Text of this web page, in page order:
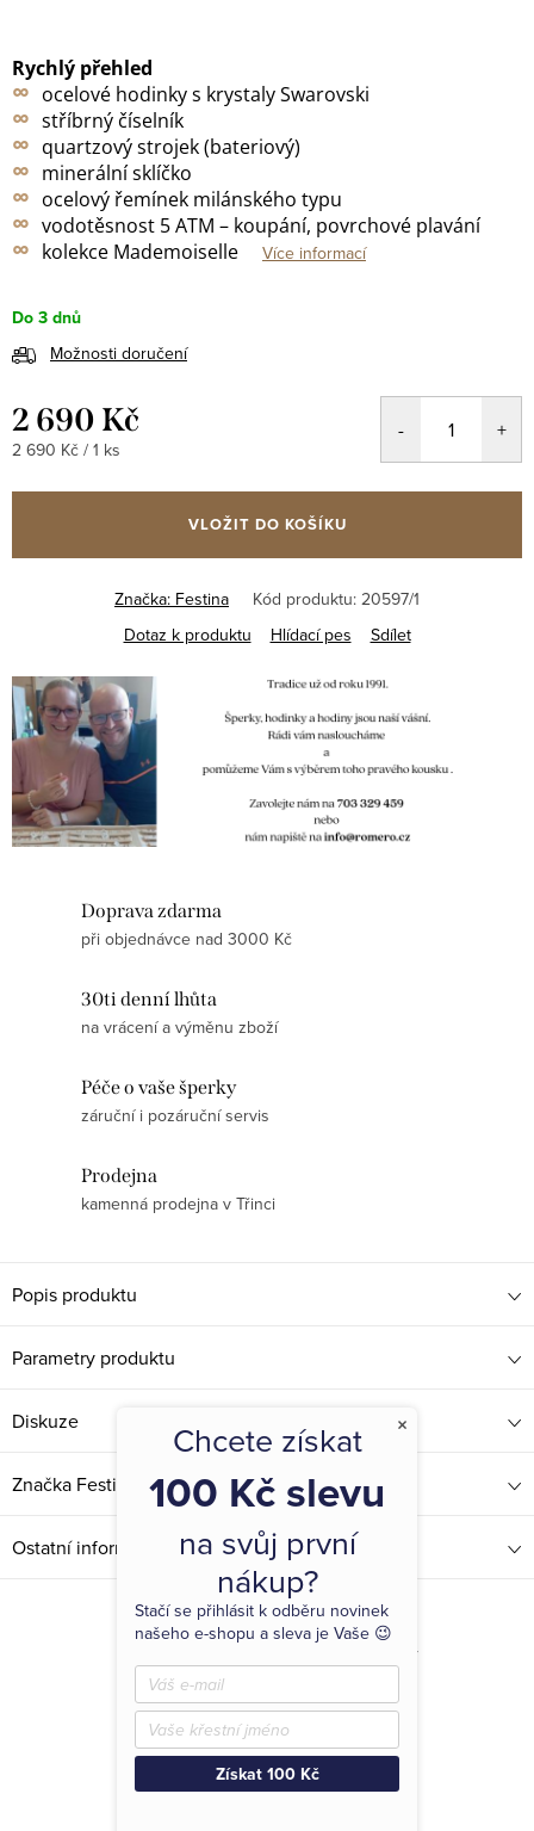
Rychlý přehled
∞ ocelové hodinky s krystaly Swarovski
∞ stříbrný číselník
∞ quartzový strojek (bateriový)
∞ minerální sklíčko
∞ ocelový řemínek milánského typu
∞ vodotěsnost 5 ATM – koupání, povrchové plavání
∞ kolekce Mademoiselle Více informací
Do 3 dnů
Možnosti doručení
2 690 Kč
Měrná
2 690 Kč / 1 ks
VLOŽIT DO KOŠÍKU
Značka: Festina Kód produktu: 20597/1
Dotaz k produktu
Hlídací pes Sdílet
Doprava zdarma
při objednávce nad 3000 Kč
30ti denní lhůta
na vrácení a výměnu zboží
Péče o vaše šperky
záruční i pozáruční servis
Prodejna
kamenná prodejna v Třinci
Popis produktu
Parametry produktu
Diskuze
Značka Festina
Ostatní informace
Související produkty
Dárek zdarma
×
Chcete získat
100 Kč slevu
na svůj první
nákup?
Stačí se přihlásit k odběru novinek
našeho e-shopu a sleva je Vaše 😉
Získat 100 Kč